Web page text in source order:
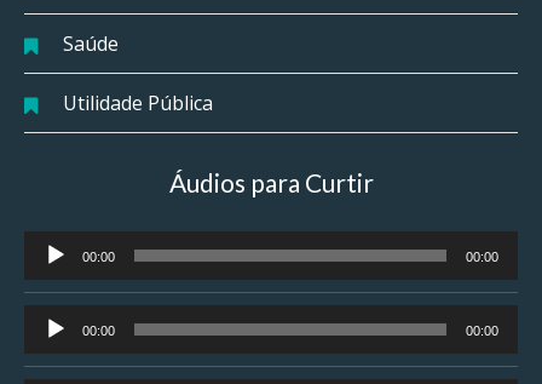
Saúde
Utilidade Pública
Áudios para Curtir
Tocador
de
áudio
00:00 00:00
Tocador
de
00:00 00:00